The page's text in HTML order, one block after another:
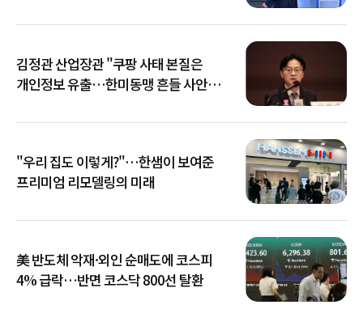
김정관 산업장관 "쿠팡 사태 본질은
개인정보 유출…한미동맹 흔들 사안
"우리 집도 이렇게?"…한샘이 보여준
프리미엄 리모델링의 미래
美 반도체 악재·외인 순매도에 코스피
4% 급락…반면 코스닥 800선 탈환